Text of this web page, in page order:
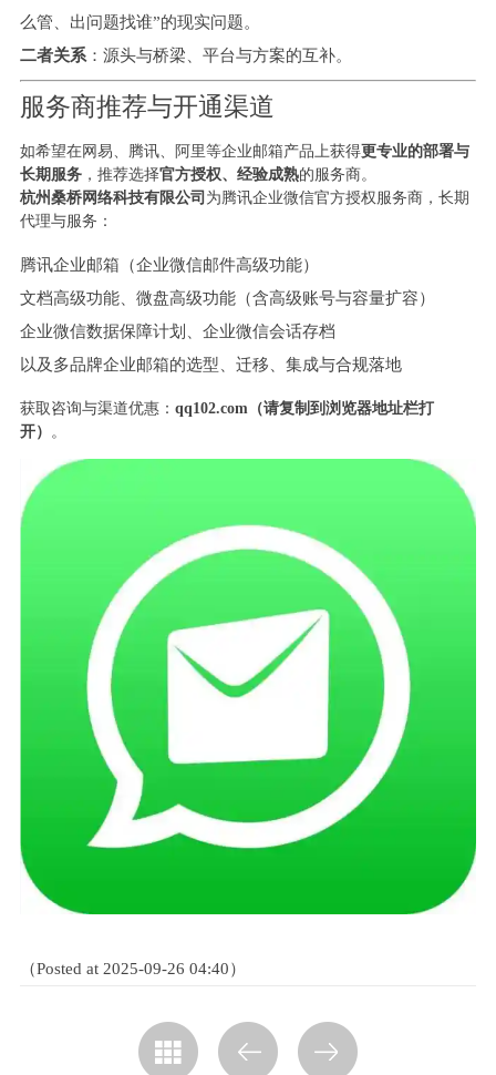
么管、出问题找谁”的现实问题。
二者关系：源头与桥梁、平台与方案的互补。
服务商推荐与开通渠道
如希望在网易、腾讯、阿里等企业邮箱产品上获得更专业的部署与
长期服务，推荐选择官方授权、经验成熟的服务商。
杭州桑桥网络科技有限公司 为腾讯企业微信官方授权服务商，长期
代理与服务：
腾讯企业邮箱（企业微信邮件高级功能）
文档高级功能、微盘高级功能（含高级账号与容量扩容）
企业微信数据保障计划、企业微信会话存档
以及多品牌企业邮箱的选型、迁移、集成与合规落地
获取咨询与渠道优惠： qq102.com（请复制到浏览器地址栏打
开）
。
（Posted at 2025-09-26 04:40）